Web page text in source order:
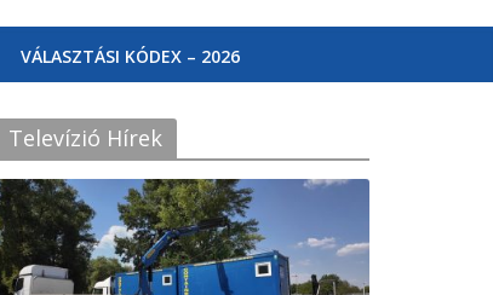
VÁLASZTÁSI KÓDEX – 2026
Televízió Hírek